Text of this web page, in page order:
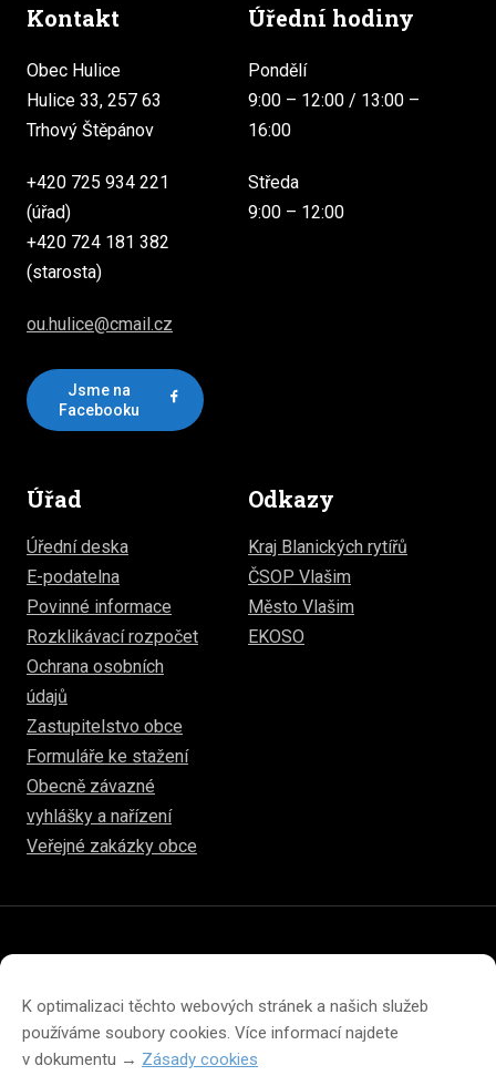
K optimalizaci těchto webových stránek a našich služeb
používáme soubory cookies. Více informací najdete
v dokumentu → Zásady cookies
Kontakt
Obec Hulice
Hulice 33, 257 63
Trhový Štěpánov
+420 725 934 221
(úřad)
+420 724 181 382
(starosta)
ou.hulice@cmail.cz
Jsme na
Facebooku
Úřední hodiny
Pondělí
9:00 – 12:00 / 13:00 –
16:00
Středa
9:00 – 12:00
Úřad
Úřední deska
E-podatelna
Povinné informace
Rozklikávací rozpočet
Ochrana osobních
údajů
Zastupitelstvo obce
Formuláře ke stažení
Obecně závazné
vyhlášky a nařízení
Veřejné zakázky obce
Odkazy
Kraj Blanických rytířů
ČSOP Vlašim
Město Vlašim
EKOSO
Prohlášení o přístupnosti
Prohlášení o ochraně soukromí
Zásady cookies (EU)